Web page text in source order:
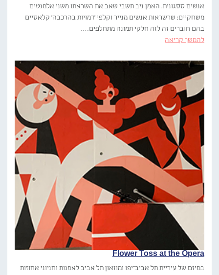
אנשים ססגונית. האמן ניב תשבי שאב את השראתו משני אלמנטים
משחקיים: שרשראות אנשים מנייר וקלפי 'דמויות בהרכבה' קלאסיים
בהם חוברים זה לזה חלקי תמונה מתחלפים….
להמשך קריאה
Flower Toss at the Opera
במיזם של עיריית תל אביב־יפו ומוזאון תל אביב לאמנות וחניוני אחוזות